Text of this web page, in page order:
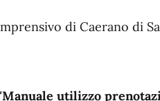
di Caerano di
utilizzo